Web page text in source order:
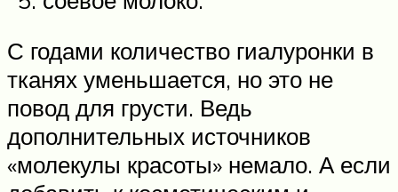
С годами количество гиалуронки в
тканях уменьшается, но это не
повод для грусти. Ведь
дополнительных источников
«молекулы красоты» немало. А если